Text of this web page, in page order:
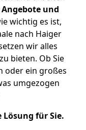
und
wichtig es ist,
nach Haiger
wir alles
bieten. Ob Sie
oder ein großes
umgezogen
für Sie.